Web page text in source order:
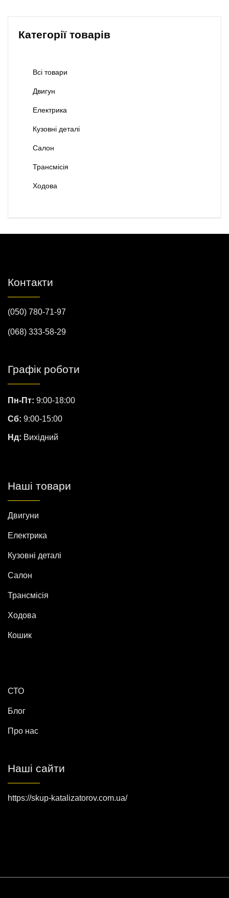
Категорії товарів
Всі товари
Двигун
Електрика
Кузовні деталі
Салон
Трансмісія
Ходова
Контакти
(050) 780-71-97
(068) 333-58-29
Графік роботи
Пн-Пт: 9:00-18:00
Сб: 9:00-15:00
Нд: Вихідний
Наші товари
Двигуни
Електрика
Кузовні деталі
Салон
Трансмісія
Ходова
Кошик
СТО
Блог
Про нас
Наші сайти
https://skup-katalizatorov.com.ua/